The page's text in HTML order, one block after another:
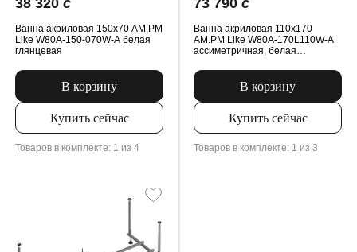
38 320 c
Ванна акриловая 150x70 AM.PM
Like W80A-150-070W-A белая
глянцевая
В корзину
Купить сейчас
Товаров в комплекте: 1 из 4
73 790 c
Ванна акриловая 110x170
AM.PM Like W80A-170L110W-A
ассиметричная, белая
В корзину
Купить сейчас
Товаров в комплекте: 1 из 3